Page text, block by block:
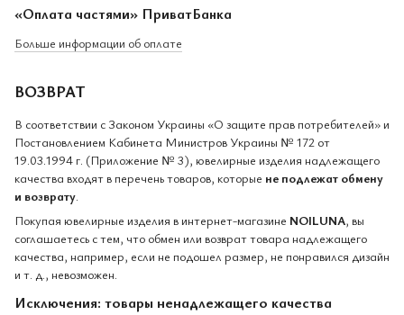
«Оплата частями» ПриватБанка
Больше информации об оплате
ВОЗВРАТ
В соответствии с Законом Украины «О защите прав потребителей» и
Постановлением Кабинета Министров Украины № 172 от
19.03.1994 г. (Приложение № 3), ювелирные изделия надлежащего
качества входят в перечень товаров, которые не подлежат обмену
и возврату.
Покупая ювелирные изделия в интернет-магазине NOILUNA, вы
соглашаетесь с тем, что обмен или возврат товара надлежащего
качества, например, если не подошел размер, не понравился дизайн
и т. д., невозможен.
Исключения: товары ненадлежащего качества